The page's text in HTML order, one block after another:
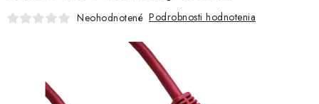
Neohodnotené Podrobnosti hodnotenia